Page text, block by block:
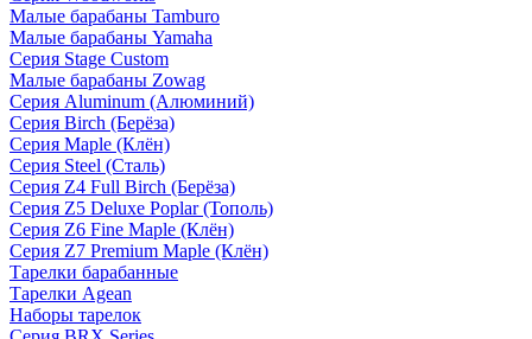
Малые барабаны Tamburo
Малые барабаны Yamaha
Серия Stage Custom
Малые барабаны Zowag
Серия Aluminum (Алюминий)
Серия Birch (Берёза)
Серия Maple (Клён)
Серия Steel (Сталь)
Серия Z4 Full Birch (Берёза)
Серия Z5 Deluxe Poplar (Тополь)
Серия Z6 Fine Maple (Клён)
Серия Z7 Premium Maple (Клён)
Тарелки барабанные
Тарелки Agean
Наборы тарелок